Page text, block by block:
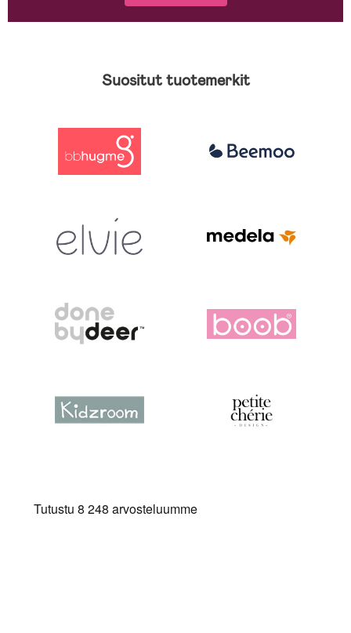
Suositut tuotemerkit